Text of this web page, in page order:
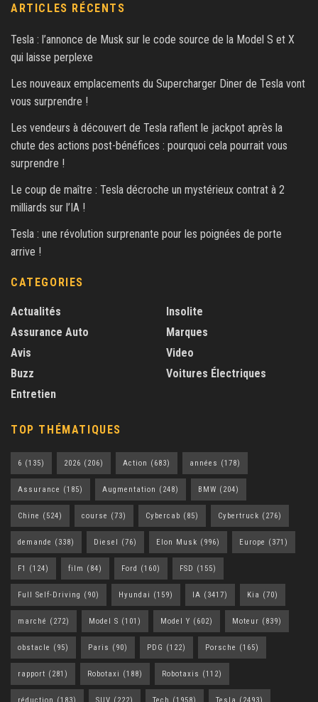
ARTICLES RÉCENTS
Tesla : l’annonce de Musk sur le code source de la Model S et X
qui laisse perplexe
Les nouveaux emplacements du Supercharger Diner de Tesla vont
vous surprendre !
Les vendeurs à découvert de Tesla raflent le jackpot après la
chute des actions post-bénéfices : pourquoi cela pourrait vous
surprendre !
Le coup de maître : Tesla décroche un mystérieux contrat à 2
milliards sur l’IA !
Tesla : une révolution surprenante pour les poignées de porte
arrive !
CATEGORIES
Actualités
Assurance Auto
Avis
Buzz
Entretien
Insolite
Marques
Video
Voitures Électriques
TOP THÉMATIQUES
6 (135) 2026 (206) Action (683) années (178)
Assurance (185) Augmentation (248) BMW (204)
Chine (524) course (73) Cybercab (85) Cybertruck (276)
demande (338) Diesel (76) Elon Musk (996) Europe (371)
F1 (124) film (84) Ford (160) FSD (155)
Full Self-Driving (90) Hyundai (159) IA (3417) Kia (70)
marché (272) Model S (101) Model Y (602) Moteur (839)
obstacle (95) Paris (90) PDG (122) Porsche (165)
rapport (281) Robotaxi (188) Robotaxis (112)